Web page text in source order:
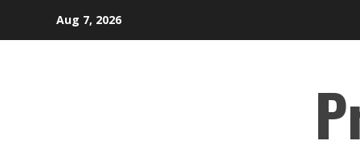
Aug 7, 2026